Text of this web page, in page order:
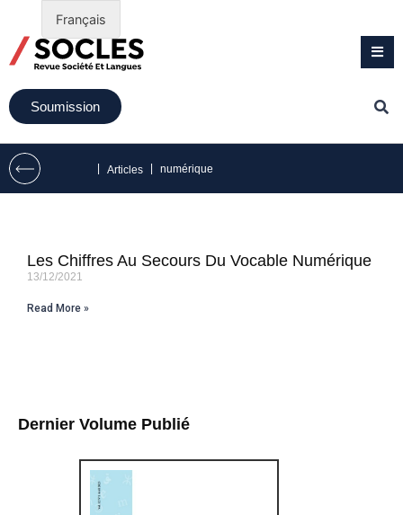
Soumission
Articles numérique
Dernier Volume Publié
Les Chiffres Au Secours Du Vocable Numérique
13/12/2021
Read More »
Français